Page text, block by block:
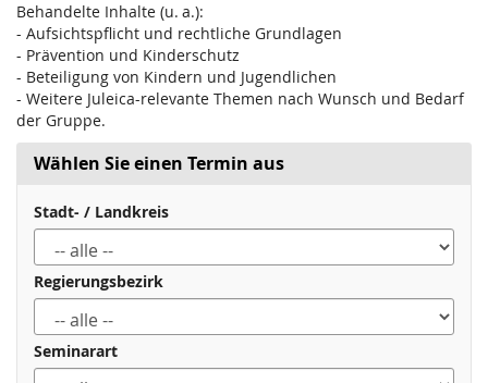
Behandelte Inhalte (u. a.):
- Aufsichtspflicht und rechtliche Grundlagen
- Prävention und Kinderschutz
- Beteiligung von Kindern und Jugendlichen
- Weitere Juleica-relevante Themen nach Wunsch und Bedarf
der Gruppe.
Wählen Sie einen Termin aus
Stadt- / Landkreis
Regierungsbezirk
Seminarart